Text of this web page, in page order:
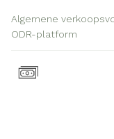
Algemene
ODR-platform